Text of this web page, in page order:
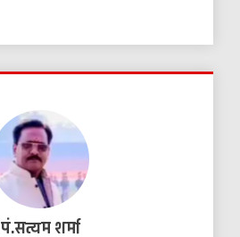
पं.सत्यम शर्मा